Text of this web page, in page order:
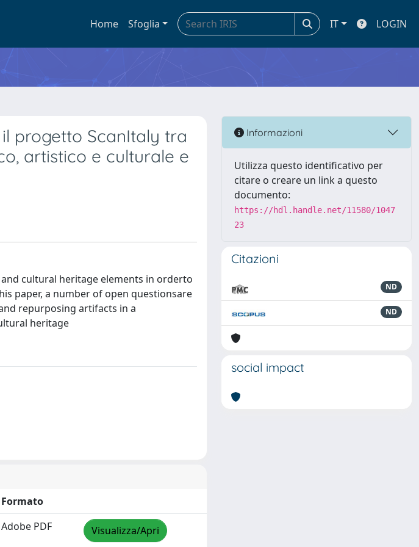
Home Sfoglia IT LOGIN
progetto ScanItaly tra
artistico e culturale e
cultural heritage elements in orderto
paper, a number of open questionsare
repurposing artifacts in a
heritage
Formato
Adobe PDF Visualizza/Apri
Informazioni
Utilizza questo identificativo per
citare o creare un link a questo
documento:
https://hdl.handle.net/11580/1047
23
Citazioni
ND
ND
social impact